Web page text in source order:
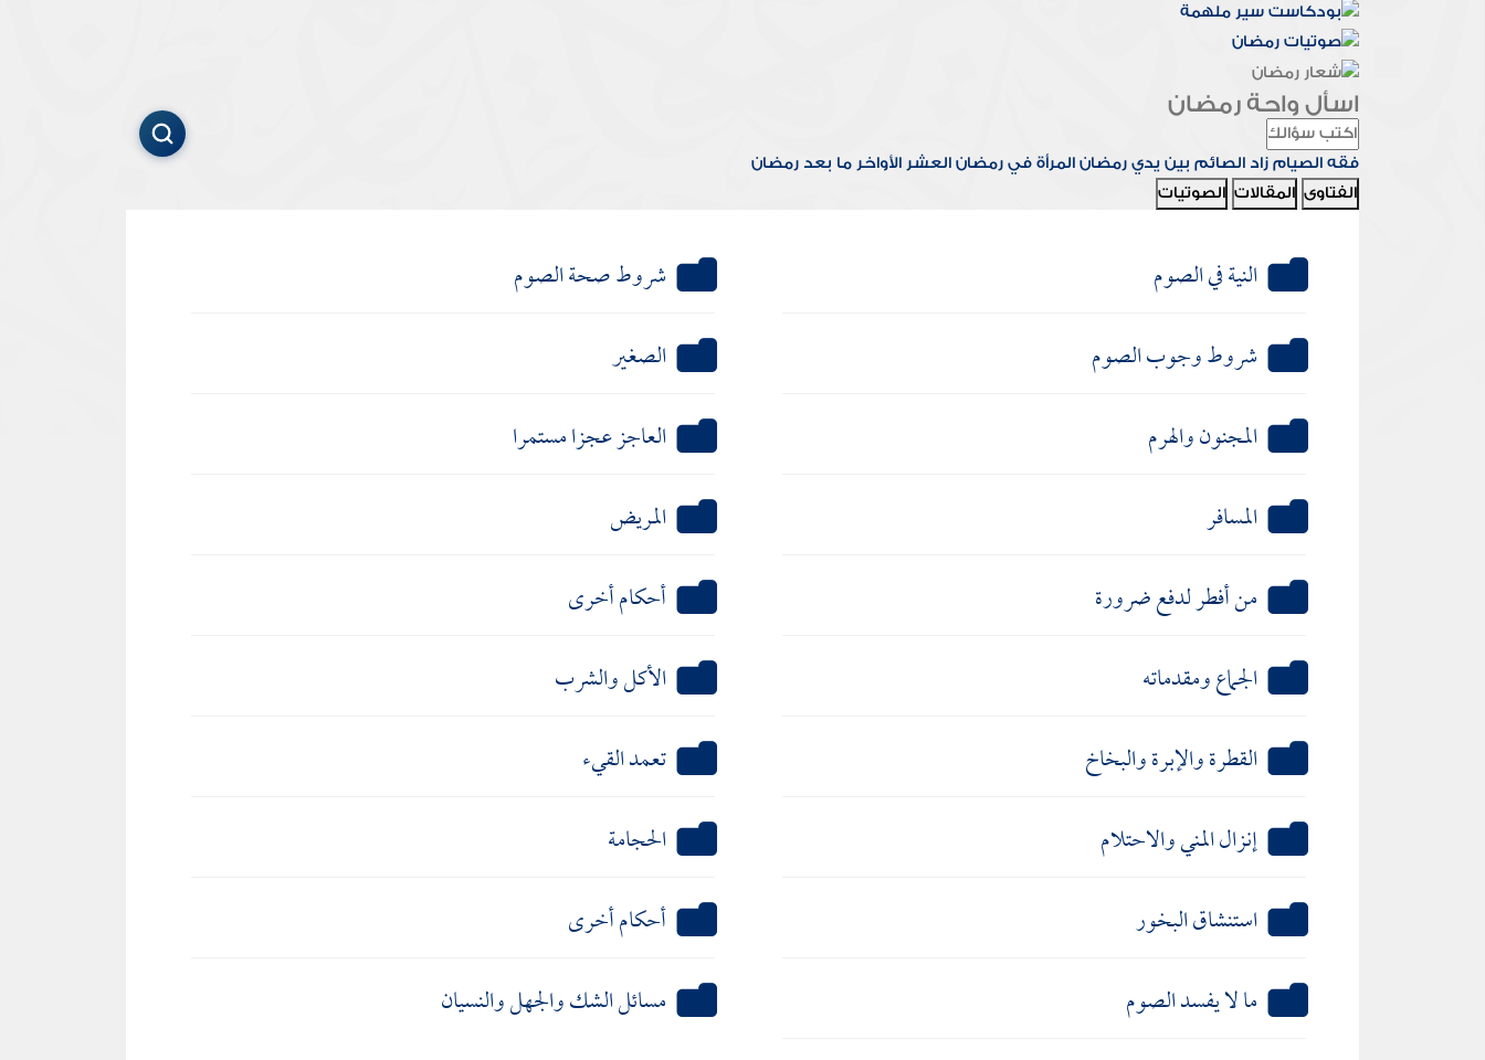
اسأل واحة رمضان
فقه الصيام زاد الصائم بين يدي رمضان المرأة في رمضان العشر الأواخر ما بعد رمضان
الفتاوى المقالات الصوتيات
النية في الصوم
شروط صحة الصوم
شروط وجوب الصوم
الصغير
المجنون والهرم
العاجز عجزا مستمرا
المسافر
المريض
من أفطر لدفع ضرورة
أحكام أخرى
الجماع ومقدماته
الأكل والشرب
القطرة والإبرة والبخاخ
تعمد القيء
إنزال المني والاحتلام
الحجامة
استنشاق البخور
أحكام أخرى
ما لا يفسد الصوم
مسائل الشك والجهل والنسيان